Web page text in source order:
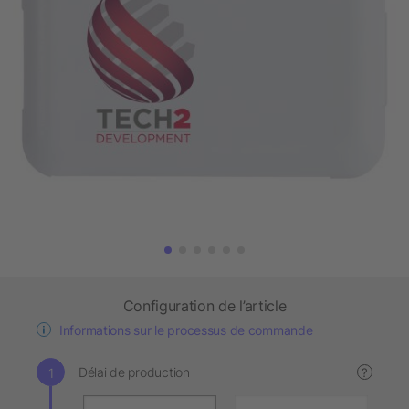
Configuration de l’article
Informations sur le processus de commande
Délai de production ?